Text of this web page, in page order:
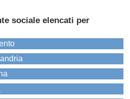
sociale elencati per